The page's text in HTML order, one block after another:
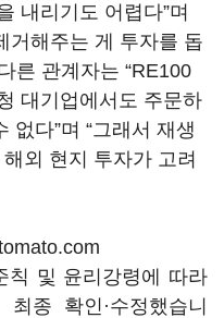
내리기도 어렵다”며
거해주는 게 투자를 돕
른 관계자는 “RE100
대기업에서도 주문하
없다”며 “그래서 재생
외 현지 투자가 고려
칙 및 윤리강령에 따라
종 확인·수정했습니